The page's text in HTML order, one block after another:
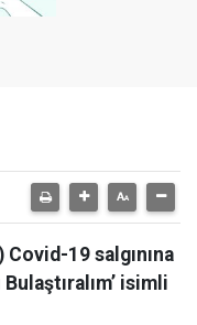
19 salgınına
Bulaştıralım’ isimli